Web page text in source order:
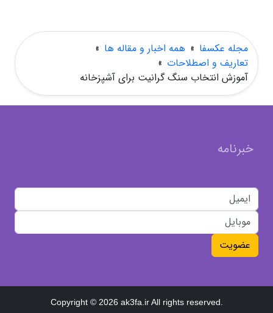
مجله عکسفا » همه اخبار و مقاله ها »
تعاریف و اصطلاحات »
آموزش انتخاب سنگ گرانیت برای آشپزخانه
خبرنامه
عضویت
Copyright © 2026 ak3fa.ir All rights reserved.